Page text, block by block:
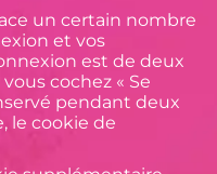
un certain nombre
et vos
est de deux
cochez « Se
pendant deux
le cookie de